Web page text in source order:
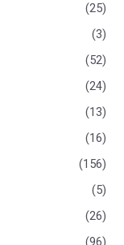
(25)
(3)
(52)
(24)
(13)
(16)
(156)
(5)
(26)
(96)